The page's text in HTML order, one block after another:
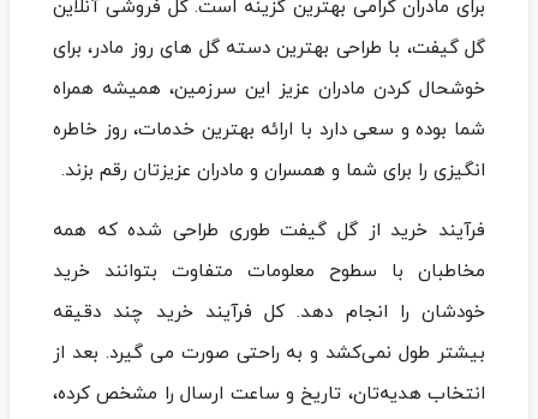
برای مادران گرامی بهترین گزینه است. گل فروشی آنلاین
گل گیفت، با طراحی بهترین دسته گل ‌های روز مادر، برای
خوشحال کردن مادران عزیز این سرزمین، همیشه همراه
شما بوده و سعی دارد با ارائه بهترین خدمات، روز خاطره
انگیزی را برای شما و همسران و مادران عزیزتان رقم بزند.
فرآیند خرید از گل‌ گیفت طوری طراحی شده که همه
مخاطبان با سطوح معلومات متفاوت بتوانند خرید
خودشان را انجام دهد. کل فرآیند خرید چند دقیقه
بیشتر طول نمی‌کشد و به راحتی صورت می‌ گیرد. بعد از
انتخاب هدیه‌تان، تاریخ و ساعت ارسال را مشخص کرده،